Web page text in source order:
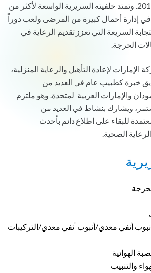
SINA في السودان 2017. وتمتد خلفيته السريرية الواسعة لأكثر من
إدارة أحمال كبيرة من المرضى ولعب دوراً
السريعة التي تعزز تقديم الرعاية في
الحرجة.
لإعادة التأهيل والرعاية المنزلية،
خبرة كطبيب عام في العديد من
والإمارات العربية المتحدة. وهو ملتزم
ويشارك بنشاط في العديد من
للبقاء على اطلاع دائم بأحدث
الصحية.
أنفي معدي/أنبوب أنفي معدي/التركيبات
الهوائية
والتنبيب